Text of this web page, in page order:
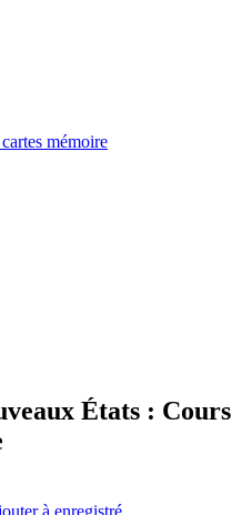
mémoire
États : Cours
à enregistré